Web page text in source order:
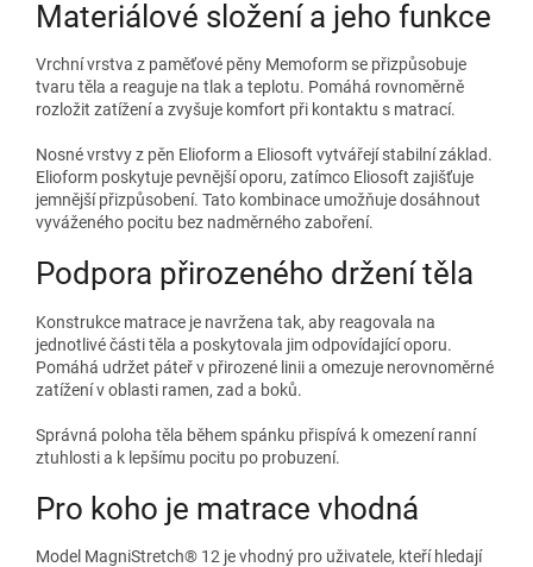
Materiálové složení a jeho funkce
Vrchní vrstva z paměťové pěny Memoform se přizpůsobuje
tvaru těla a reaguje na tlak a teplotu. Pomáhá rovnoměrně
rozložit zatížení a zvyšuje komfort při kontaktu s matrací.
Nosné vrstvy z pěn Elioform a Eliosoft vytvářejí stabilní základ.
Elioform poskytuje pevnější oporu, zatímco Eliosoft zajišťuje
jemnější přizpůsobení. Tato kombinace umožňuje dosáhnout
vyváženého pocitu bez nadměrného zaboření.
Podpora přirozeného držení těla
Konstrukce matrace je navržena tak, aby reagovala na
jednotlivé části těla a poskytovala jim odpovídající oporu.
Pomáhá udržet páteř v přirozené linii a omezuje nerovnoměrné
zatížení v oblasti ramen, zad a boků.
Správná poloha těla během spánku přispívá k omezení ranní
ztuhlosti a k lepšímu pocitu po probuzení.
Pro koho je matrace vhodná
Model MagniStretch® 12 je vhodný pro uživatele, kteří hledají